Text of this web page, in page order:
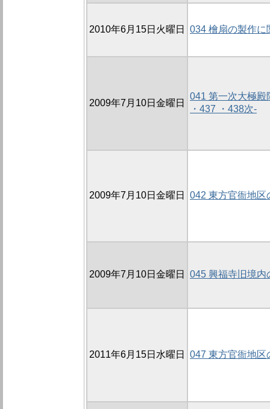
2010年6月15日火曜日 034 檜扇の製作に
2009年7月10日金曜日
041 第一次大極殿
・437 ・438次-
2009年7月10日金曜日 042 東方官衙地区
2009年7月10日金曜日 045 興福寺旧境内
2011年6月15日水曜日 047 東方官衙地区